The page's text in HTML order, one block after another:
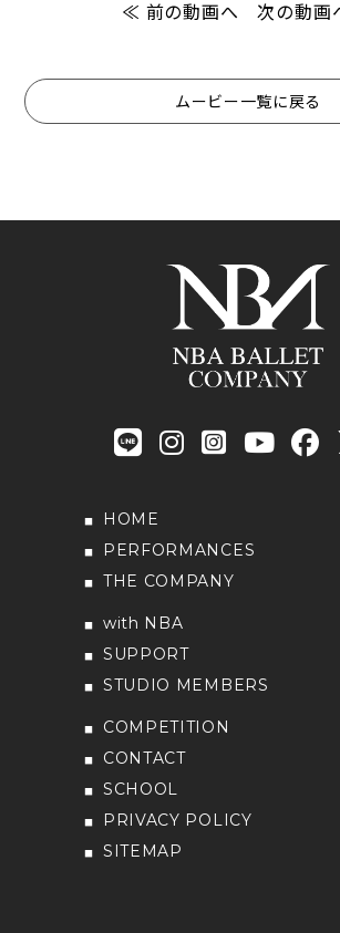
≪ 前の動画へ 次の動
ムービー一覧に戻る
HOME
PERFORMANCES
THE COMPANY
with NBA
SUPPORT
STUDIO MEMBERS
COMPETITION
CONTACT
SCHOOL
PRIVACY POLICY
SITEMAP